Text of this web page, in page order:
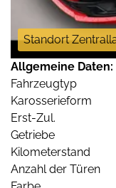
Standort
Allgemeine Daten:
Fahrzeugtyp
Karosserieform
Erst-Zul.
Getriebe
Kilometerstand
Anzahl der Türen